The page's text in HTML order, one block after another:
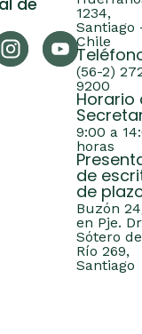
de
1234,
Santiago
Chile
(56-2)
9200
Horario
9:00 a
horas
de
de
Buzón
en Pje.
Sótero
Río 269,
Santiago